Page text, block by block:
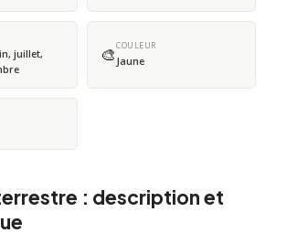
juillet,
🎨COULEUR
Jaune
: description et